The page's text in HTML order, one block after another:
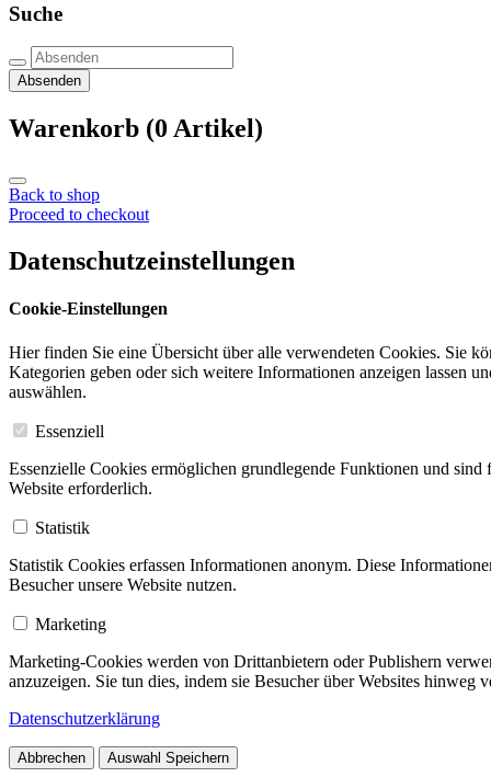
Suche
Absenden
Warenkorb (0 Artikel)
Back to shop
Proceed to checkout
Datenschutzeinstellungen
Cookie-Einstellungen
Hier finden Sie eine Übersicht über alle verwendeten Cookies. Sie
Kategorien geben oder sich weitere Informationen anzeigen lassen
auswählen.
Essenziell
Essenzielle Cookies ermöglichen grundlegende Funktionen und
Website erforderlich.
Statistik
Statistik Cookies erfassen Informationen anonym. Diese
Besucher unsere Website nutzen.
Marketing
Marketing-Cookies werden von Drittanbietern oder Publishern
anzuzeigen. Sie tun dies, indem sie Besucher über Websites hinweg
Datenschutzerklärung
Abbrechen Auswahl Speichern